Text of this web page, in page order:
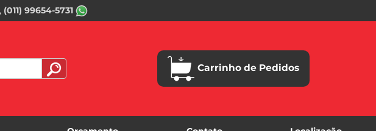
(011) 99654-5731
Carrinho de Pedidos